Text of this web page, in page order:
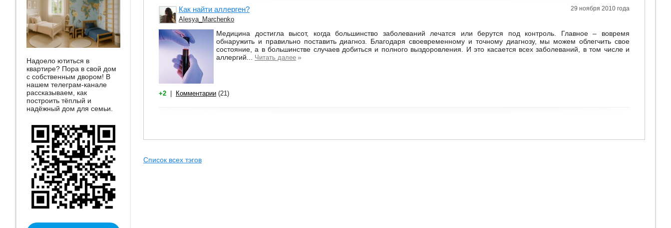
Как найти аллерген? 29 ноября 2010 года
Alesya_Marchenko
Медицина достигла высот, когда большинство заболеваний лечатся или берутся под контроль. Главное – вовремя
обнаружить и правильно поставить диагноз. Благодаря своевременному и точному диагнозу, мы можем облегчить свое
состояние, а в большинстве случаев добиться и полного выздоровления. И это касается всех заболеваний, в том числе и
аллергий... Читать далее »
+2 Комментарии (21)
Список всех тэгов
Надоело ютиться в
квартире? Пора в свой дом
с собственным двором! В
нашем телеграм-канале
рассказываем, как
построить тёплый и
надёжный дом для семьи.